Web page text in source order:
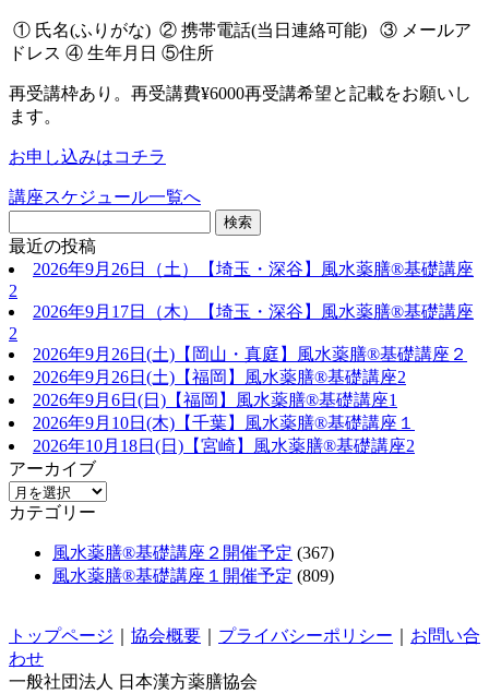
① 氏名(ふりがな) ② 携帯電話(当日連絡可能) ③ メールア
ドレス ④ 生年月日 ⑤住所
再受講枠あり。再受講費¥6000再受講希望と記載をお願いし
ます。
お申し込みはコチラ
講座スケジュール一覧へ
最近の投稿
2026年9月26日（土）【埼玉・深谷】風水薬膳®基礎講座
2
2026年9月17日（木）【埼玉・深谷】風水薬膳®基礎講座
2
2026年9月26日(土)【岡山・真庭】風水薬膳®基礎講座２
2026年9月26日(土)【福岡】風水薬膳®︎基礎講座2
2026年9月6日(日)【福岡】風水薬膳®︎基礎講座1
2026年9月10日(木)【千葉】風水薬膳®︎基礎講座１
2026年10月18日(日)【宮崎】風水薬膳®︎基礎講座2
アーカイブ
カテゴリー
風水薬膳®基礎講座２開催予定 (367)
風水薬膳®基礎講座１開催予定 (809)
トップページ 協会概要 プライバシーポリシー
お問い合
わせ
一般社団法人 日本漢方薬膳協会